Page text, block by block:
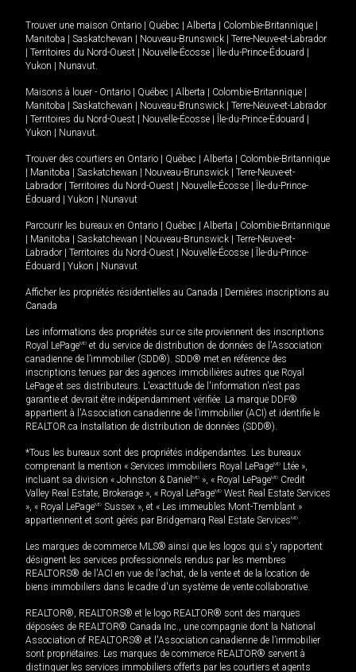
Trouver une maison Ontario Québec Alberta Colombie-Britannique
Manitoba
Saskatchewan Nouveau-Brunswick
Terre-Neuve-et-Labrador
Territoires du Nord-Ouest Nouvelle-Écosse Île-du-Prince-Édouard
Yukon
Nunavut.
Maisons à louer - Ontario Québec Alberta Colombie-Britannique
Manitoba
Saskatchewan Nouveau-Brunswick
Terre-Neuve-et-Labrador
Territoires du Nord-Ouest Nouvelle-Écosse Île-du-Prince-Édouard
Yukon
Nunavut.
Trouver des courtiers en Ontario Québec Alberta
Colombie-Britannique
Manitoba Saskatchewan Nouveau-Brunswick
Terre-Neuve-et-
Labrador
Territoires du Nord-Ouest Nouvelle-Écosse
Île-du-Prince-
Édouard
Yukon Nunavut
Parcourir les bureaux en Ontario Québec Alberta
Colombie-Britannique
Manitoba Saskatchewan Nouveau-Brunswick
Terre-Neuve-et-
Labrador
Territoires du Nord-Ouest Nouvelle-Écosse
Île-du-Prince-
Édouard
Yukon Nunavut
Afficher les propriétés résidentielles au Canada
Dernières inscriptions au
Canada
Les informations des propriétés sur ce site proviennent des inscriptions
Royal LePageMD et du service de distribution de données de l'Association
canadienne de l’immobilier (SDD®). SDD® met en référence des
inscriptions tenues par des agences immobilières autres que Royal
LePage et ses distributeurs. L'exactitude de l'information n'est pas
garantie et devrait être indépendamment vérifiée. La marque DDF®
appartient à l'Association canadienne de l’immobilier (ACI) et identifie le
REALTOR.ca Installation de distribution de données (SDD®).
*Tous les bureaux sont des propriétés indépendantes. Les bureaux
comprenant la mention « Services immobiliers Royal LePageMD Ltée »,
incluant sa division « Johnston & Daniel MD », « Royal LePageMD Credit
Valley Real Estate, Brokerage », « Royal LePageMD West Real Estate Services
», « Royal LePageMD Sussex », et « Les immeubles Mont-Tremblant »
appartiennent et sont gérés par Bridgemarq Real Estate ServicesMD.
Les marques de commerce MLS® ainsi que les logos qui s'y rapportent
désignent les services professionnels rendus par les membres
REALTORS® de l'ACI en vue de l'achat, de la vente et de la location de
biens immobiliers dans le cadre d'un système de vente collaborative.
REALTOR®, REALTORS® et le logo REALTOR® sont des marques
déposées de REALTOR® Canada Inc., une compagnie dont la National
Association of REALTORS® et l'Association canadienne de l’immobilier
sont propriétaires. Les marques de commerce REALTOR® servent à
distinguer les services immobiliers offerts par les courtiers et agents